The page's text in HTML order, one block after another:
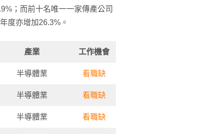
；而前十名唯一一家傳產公司
度亦增加26.3%。
產業 工作機會
半導體業 看職缺
半導體業 看職缺
半導體業 看職缺